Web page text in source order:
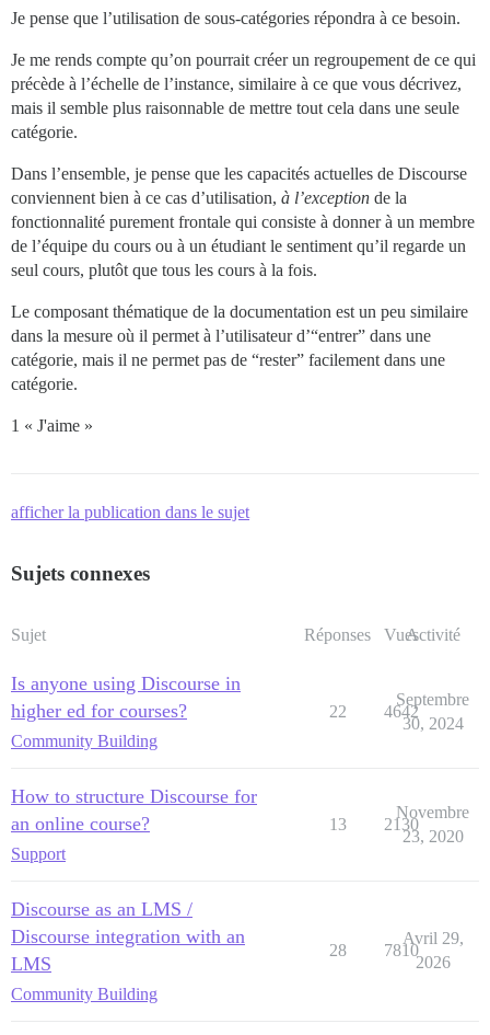
Je pense que l’utilisation de sous-catégories répondra à ce besoin.
Je me rends compte qu’on pourrait créer un regroupement de ce qui
précède à l’échelle de l’instance, similaire à ce que vous décrivez,
mais il semble plus raisonnable de mettre tout cela dans une seule
catégorie.
Dans l’ensemble, je pense que les capacités actuelles de Discourse
conviennent bien à ce cas d’utilisation, à l’exception de la
fonctionnalité purement frontale qui consiste à donner à un membre
de l’équipe du cours ou à un étudiant le sentiment qu’il regarde un
seul cours, plutôt que tous les cours à la fois.
Le composant thématique de la documentation est un peu similaire
dans la mesure où il permet à l’utilisateur d’“entrer” dans une
catégorie, mais il ne permet pas de “rester” facilement dans une
catégorie.
1 « J'aime »
afficher la publication dans le sujet
Sujets connexes
Sujet Réponses VuesActivité
Is anyone using Discourse in
higher ed for courses?
Community Building
22 4642
Septembre
30, 2024
How to structure Discourse for
an online course?
Support
13 2130
Novembre
23, 2020
Discourse as an LMS /
Discourse integration with an
LMS
Community Building
28 7810
Avril 29,
2026